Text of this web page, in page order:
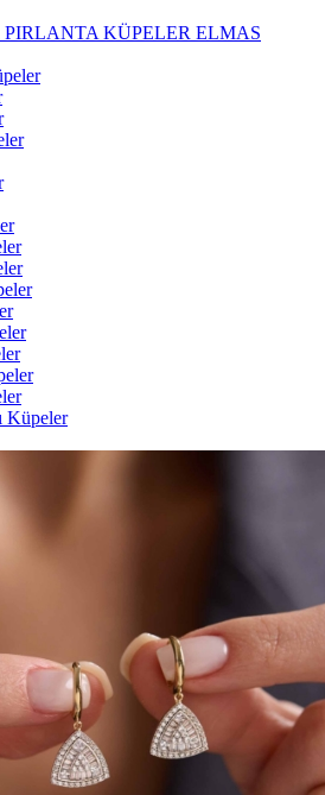
PIRLANTA KÜPELER ELMAS
Küpeler